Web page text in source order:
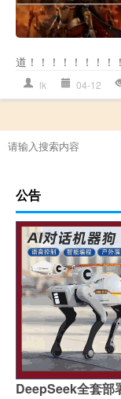
道！！！！！！！！
lk 04-12
公告
DeepSeek全套部